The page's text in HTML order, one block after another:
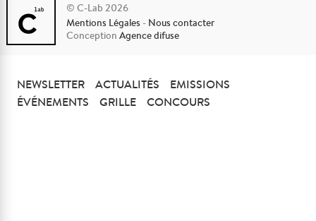
© C-Lab 2026
Mentions Légales - Nous contacter
ConceptionAgence difuse
NEWSLETTER ACTUALITÉS
EMISSIONS
ÉVÉNEMENTS
GRILLE CONCOURS